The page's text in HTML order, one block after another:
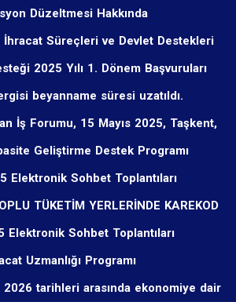
Düzeltmesi Hakkında
İhracat Süreçleri ve Devlet Destekleri
Programı Hakkında
2025 Yılı 1. Dönem Başvuruları
Başladı
beyanname süresi uzatıldı.
İş Forumu, 15 Mayıs 2025, Taşkent,
Özbekistan
Geliştirme Destek Programı
Elektronik Sohbet Toplantıları
TÜKETİM YERLERİNDE KAREKOD
ZORUNLU OLMUŞTUR.
Elektronik Sohbet Toplantıları
Uzmanlığı Programı
tarihleri arasında ekonomiye dair